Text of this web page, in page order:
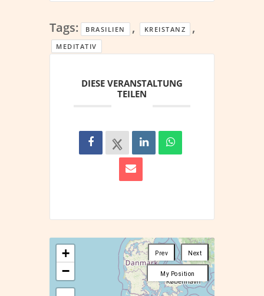
Tags: BRASILIEN , KREISTANZ ,
MEDITATIV
DIESE VERANSTALTUNG
TEILEN
Next
Prev
My Position
+
−